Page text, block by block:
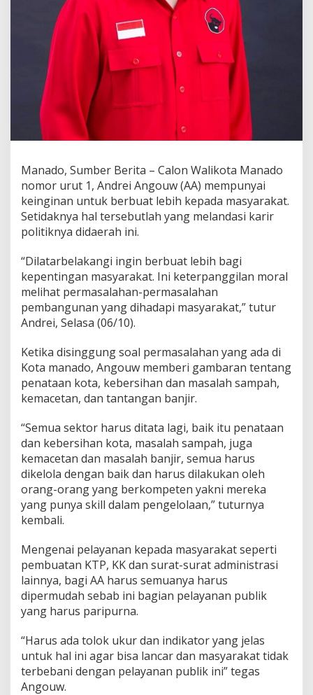
u
a
t
e
h
k
M
a
y
a
a
k
a
t
K
o
a
a
n
a
o
Manado, Sumber Berita – Calon Walikota Manado
nomor urut 1, Andrei Angouw (AA) mempunyai
keinginan untuk berbuat lebih kepada masyarakat.
Setidaknya hal tersebutlah yang melandasi karir
politiknya didaerah ini.
“Dilatarbelakangi ingin berbuat lebih bagi
kepentingan masyarakat. Ini keterpanggilan moral
melihat permasalahan-permasalahan
pembangunan yang dihadapi masyarakat,” tutur
Andrei, Selasa (06/10).
Ketika disinggung soal permasalahan yang ada di
Kota manado, Angouw memberi gambaran tentang
penataan kota, kebersihan dan masalah sampah,
kemacetan, dan tantangan banjir.
“Semua sektor harus ditata lagi, baik itu penataan
dan kebersihan kota, masalah sampah, juga
kemacetan dan masalah banjir, semua harus
dikelola dengan baik dan harus dilakukan oleh
orang-orang yang berkompeten yakni mereka
yang punya skill dalam pengelolaan,” tuturnya
kembali.
Mengenai pelayanan kepada masyarakat seperti
pembuatan KTP, KK dan surat-surat administrasi
lainnya, bagi AA harus semuanya harus
dipermudah sebab ini bagian pelayanan publik
yang harus paripurna.
“Harus ada tolok ukur dan indikator yang jelas
untuk hal ini agar bisa lancar dan masyarakat tidak
terbebani dengan pelayanan publik ini” tegas
Angouw.